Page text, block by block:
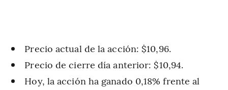
Precio actual de la acción: $10,96.
Precio de cierre día anterior: $10,94.
Hoy, la acción ha ganado 0,18% frente al